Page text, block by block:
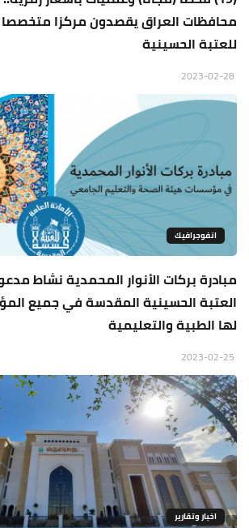
محافظات العراق يقصدون مركزا متخصصا
للعتبة الحسينية
انفوجرافيك
مبادرة بركات الأنوار المحمدية نشاط
العتبة الحسينية المقدسة في جميع
لها الطبية والتعليمية
اخبار وتقارير